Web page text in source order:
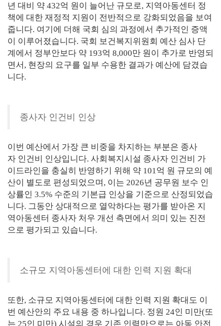
년 대비 약 432억 원이 늘어난 규모로, 지역아동센터 정
책에 대한 재정적 지원이 전반적으로 강화되었음을 보여
줍니다. 여기에 더해 국회 심의 과정에서 추가적인 증액
이 이루어졌습니다. 국회 보건복지위원회 예산 심사 단
계에서 정부안보다 약 193억 8,000만 원이 추가로 반영되
면서, 현장의 요구를 일부 수용한 결과가 예산에 담겼습
니다.
종사자 인건비 인상
이번 예산에서 가장 큰 비중을 차지하는 부분은 종사
자 인건비 인상입니다. 사회복지시설 종사자 인건비 가
이드라인을 충실히 반영하기 위해 약 101억 원 규모의 예
산이 별도로 편성되었으며, 이는 2026년 공무원 보수 인
상률인 3.5% 수준의 기본급 인상을 기준으로 산정되었습
니다. 그동안 상대적으로 열악하다는 평가를 받아온 지
역아동센터 종사자 처우 개선 측면에서 의미 있는 진전
으로 평가되고 있습니다.
소규모 지역아동센터에 대한 인력 지원 확대
또한, 소규모 지역아동센터에 대한 인력 지원 확대도 이
번 예산안의 주요 내용 중 하나입니다. 정원 24인 미만(또
는 25인 미만) 시설의 경우 기존 인력만으로는 아동 안전